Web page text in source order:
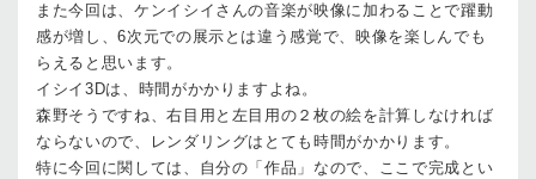
また今回は、ケンイシイさんの音楽が映像に加わることで躍動
感が増し、6次元での展示とは違う感覚で、映像を楽しんでも
らえると思います。
イシイ 3Dは、時間がかかりますよね。
森野そうですね、右目用と左目用の２枚の絵を計算しなければ
ならないので、レンダリングはとても時間がかかります。
特に今回に関しては、自分の「作品」なので、ここで完成とい